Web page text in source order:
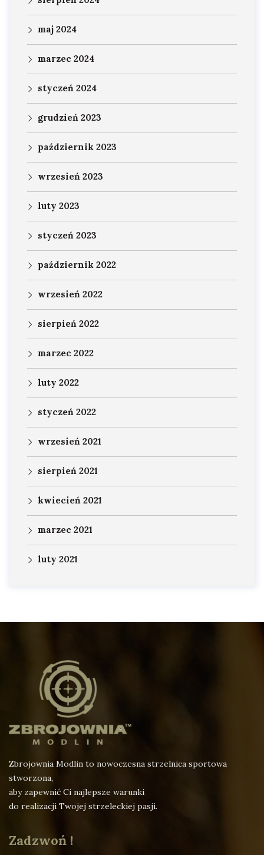
maj 2024
marzec 2024
styczeń 2024
grudzień 2023
październik 2023
wrzesień 2023
luty 2023
styczeń 2023
październik 2022
wrzesień 2022
sierpień 2022
marzec 2022
luty 2022
styczeń 2022
wrzesień 2021
sierpień 2021
kwiecień 2021
marzec 2021
luty 2021
Zbrojownia Modlin to nowoczesna strzelnica sportowa
stworzona,
aby zapewnić Ci najlepsze warunki
do realizacji Twojej strzeleckiej pasji.
Zadzwoń !